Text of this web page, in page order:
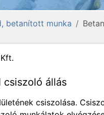
betanított munka
állás
csiszolása.